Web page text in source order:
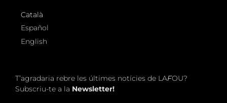
Català
Español
English
T’agradaria rebre les últimes notícies de LAFOU?
Subscriu-te a la Newsletter!